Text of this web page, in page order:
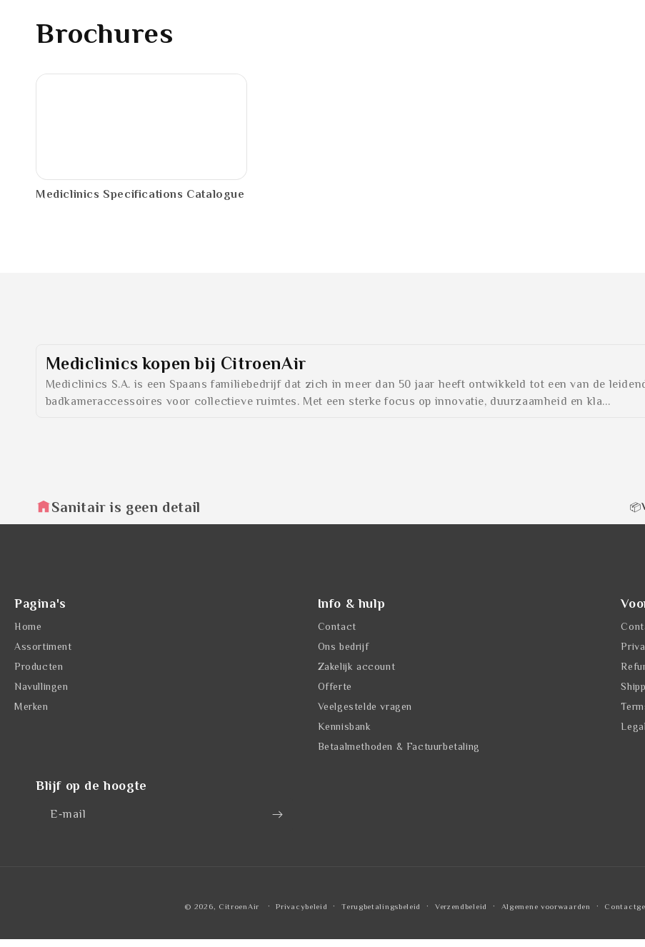
Brochures
PDF
Mediclinics Specifications Catalogue
Mediclinics kopen bij CitroenAir
Mediclinics S.A. is een Spaans familiebedrijf dat zich in meer dan 50 jaar heeft ontwikkeld tot een van de
badkameraccessoires voor collectieve ruimtes. Met een sterke focus op innovatie, duurzaamheid en kla...
Sanitair is geen detail 📦
Pagina's
Home
Assortiment
Producten
Navullingen
Merken
Info & hulp
Contact
Ons bedrijf
Zakelijk account
Offerte
Veelgestelde vragen
Kennisbank
Betaalmethoden & Factuurbetaling
Blijf op de hoogte
E‑mail
© 2026, CitroenAir Privacybeleid Terugbetalingsbeleid Verzendbeleid Algemene voorwaarden